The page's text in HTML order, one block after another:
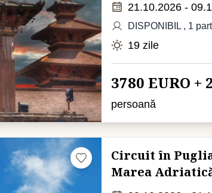
21.10.2026 -
DISPONIBIL , 1
19 zile
3780 EURO +
persoană
Circuit în
Marea